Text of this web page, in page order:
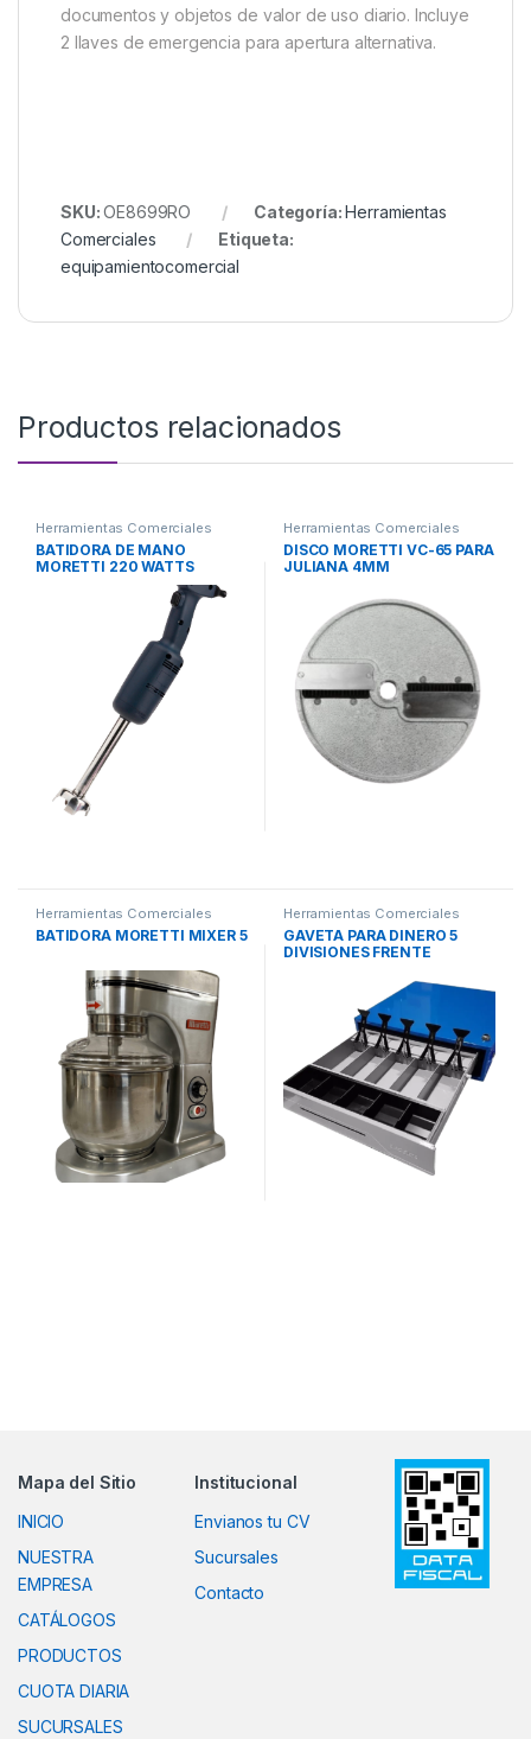
documentos y objetos de valor de uso diario. Incluye
2 llaves de emergencia para apertura alternativa.
SKU:OE8699RO Categoría:Herramientas
Comerciales
Etiqueta:
equipamientocomercial
Productos relacionados
Herramientas Comerciales
BATIDORA DE MANO
MORETTI 220 WATTS
Herramientas Comerciales
DISCO MORETTI VC-65 PARA
JULIANA 4MM
Herramientas Comerciales
BATIDORA MORETTI MIXER 5
Herramientas Comerciales
GAVETA PARA DINERO 5
DIVISIONES FRENTE
Mapa del Sitio
INICIO
NUESTRA
EMPRESA
CATÁLOGOS
PRODUCTOS
CUOTA DIARIA
SUCURSALES
Institucional
Envianos tu CV
Sucursales
Contacto